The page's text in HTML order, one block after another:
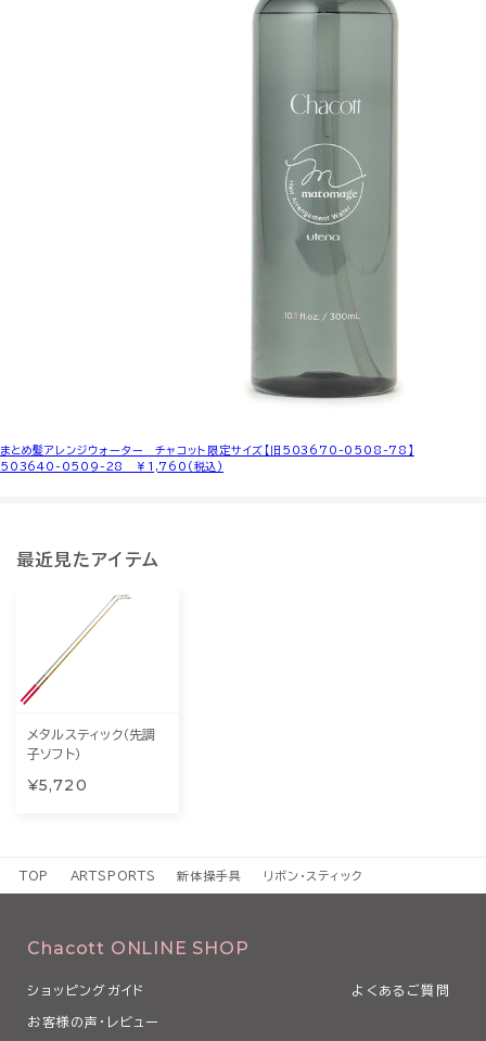
まとめ髪アレンジウォーター チャコット限定サイズ【旧503670-0508-78】
503640-0509-28 ￥1,760(税込)
最近見たアイテム
メタルスティック（先調
子ソフト）
¥5,720
TOP ARTSPORTS 新体操手具 リボン・スティック
Chacott ONLINE SHOP
ショッピングガイド よくあるご質問
お客様の声・レビュー